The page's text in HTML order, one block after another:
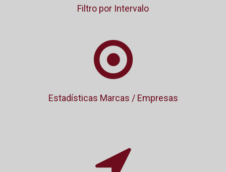
Filtro por Intervalo
Estadísticas Marcas / Empresas